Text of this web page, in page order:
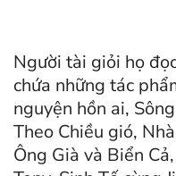
Người tài giỏi họ
chứa những tác
nguyện hồn ai,
Theo Chiều gió,
Ông Già và Biển